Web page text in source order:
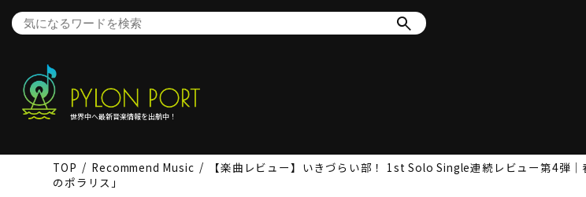
世界中へ最新音楽情報を出航中！
TOP Recommend Music
【楽曲レビュー】いきづらい部！ 1st Solo Single連続レビュー第4弾
のポラリス」